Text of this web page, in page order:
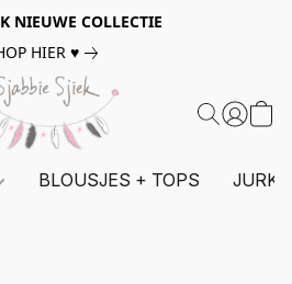
NIEUWE COLLECTIE
HIER ♥
BLOUSJES + TOPS